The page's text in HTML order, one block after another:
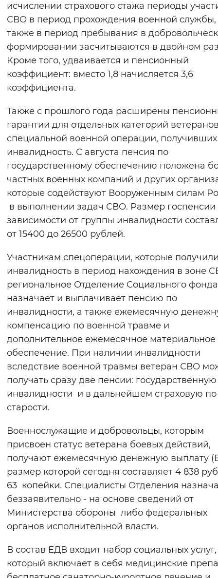
исчислении страхового стажа периоды
СВО в период прохождения военной службы,
также в период пребывания в
формировании засчитываются в двойном
Кроме того, удваивается и пенсионный
коэффициент: вместо 1,8 начисляется 3,6
коэффициента.
Также с прошлого года расширены
гарантии для отдельных категорий
специальной военной операции, получивших
инвалидность. С августа пенсия по
государственному обеспечению положена
частных военных компаний и других
которые содействуют Вооруженным силам
в выполнении задач СВО. Размер госпенсии
зависимости от группы инвалидности
от 15400 до 26500 рублей.
Участникам спецоперации, которые
инвалидность в период нахождения в зоне
региональное Отделение Социального фонда
назначает и выплачивает пенсию по
инвалидности, а также ежемесячную
компенсацию по военной травме и
дополнительное ежемесячное материальное
обеспечение. При наличии инвалидности
вследствие военной травмы ветеран СВО
получать сразу две пенсии:
инвалидности и в дальнейшем страховую по
старости.
Военнослужащие и добровольцы, которым
присвоен статус ветерана боевых действий,
получают ежемесячную денежную выплату
размер которой сегодня составляет 4 838
63 копейки. Специалисты Отделения
беззаявительно - на основе сведений от
Министерства обороны либо федеральных
органов исполнительной власти.
В состав ЕДВ входит набор социальных услуг,
который включает в себя медицинские